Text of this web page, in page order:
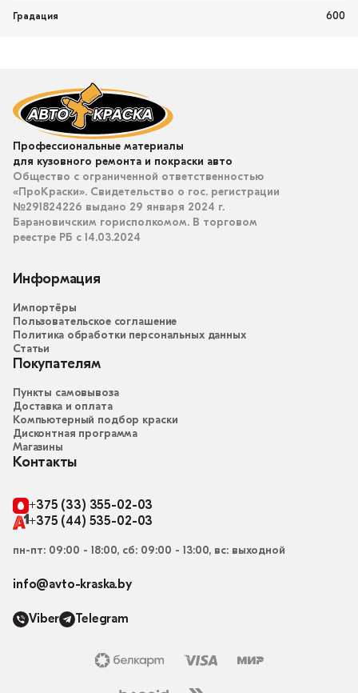
Градация 600
Профессиональные материалы
для кузовного ремонта и покраски авто
Общество с ограниченной ответственностью
«ПроКраски». Свидетельство о гос. регистрации
№291824226 выдано 29 января 2024 г.
Барановичским горисполкомом. В торговом
реестре РБ с 14.03.2024
Информация
Импортёры
Пользовательское соглашение
Политика обработки персональных данных
Статьи
Покупателям
Пункты самовывоза
Доставка и оплата
Компьютерный подбор краски
Дисконтная программа
Магазины
Контакты
+375 (33) 355-02-03
+375 (44) 535-02-03
пн-пт: 09:00 - 18:00, сб: 09:00 - 13:00, вс: выходной
info@avto-kraska.by
Viber Telegram